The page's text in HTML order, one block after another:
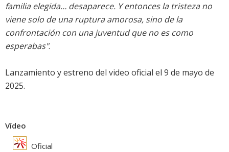
familia elegida… desaparece. Y entonces la tristeza no
viene solo de una ruptura amorosa, sino de la
confrontación con una juventud que no es como
esperabas".
Lanzamiento y estreno del video oficial el 9 de mayo de
2025.
Vídeo
Oficial